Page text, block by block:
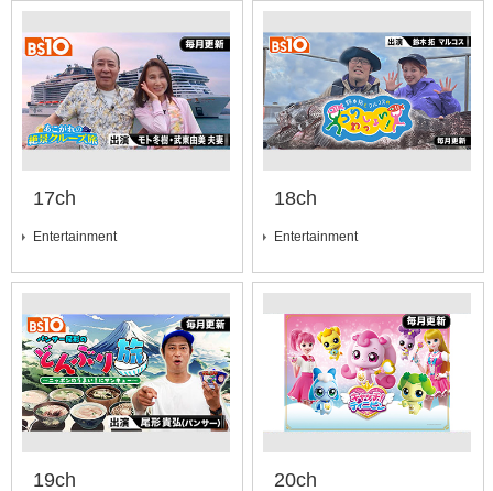
17ch
Entertainment
18ch
Entertainment
19ch 20ch